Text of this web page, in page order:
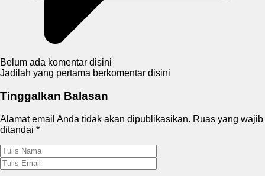
Belum ada komentar disini
Jadilah yang pertama berkomentar disini
Tinggalkan Balasan
Alamat email Anda tidak akan dipublikasikan. Ruas yang wajib
ditandai *